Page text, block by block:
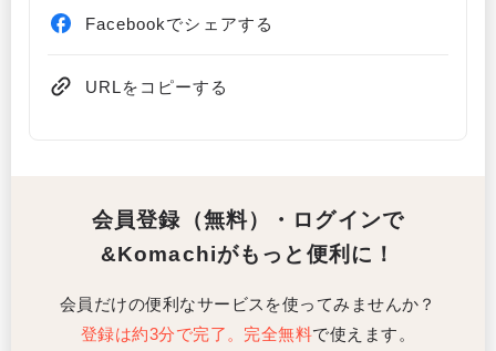
Facebookでシェアする
URLをコピーする
会員登録（無料）・ログインで
&Komachiがもっと便利に！
会員だけの便利なサービスを使ってみませんか？
登録は約3分で完了。完全無料で使えます。